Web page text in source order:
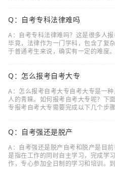
Q：自考专科法律难吗
A：自考专科法律难吗？这是很多人
毕竟，法律作为一门学科，包含了复
于普通考生来说，确实有一定的难度
Q：怎么报考自考大专
A：怎么报考自考大专自考大专是一
人的青睐。如何报考自考大专呢？下
专报考自考大专需要完成以下几个步
Q：自考强还是脱产
A：自考强还是脱产自考和脱产是目
是指在工作的同时自主学习，完成学
作，专心参加全日制的学习和培训。